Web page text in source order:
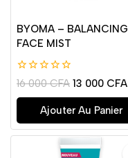
BYOMA – BALANCING
FACE MIST
0
de
5
16 000CFA 13 000 CFA
Ajouter Au Panier